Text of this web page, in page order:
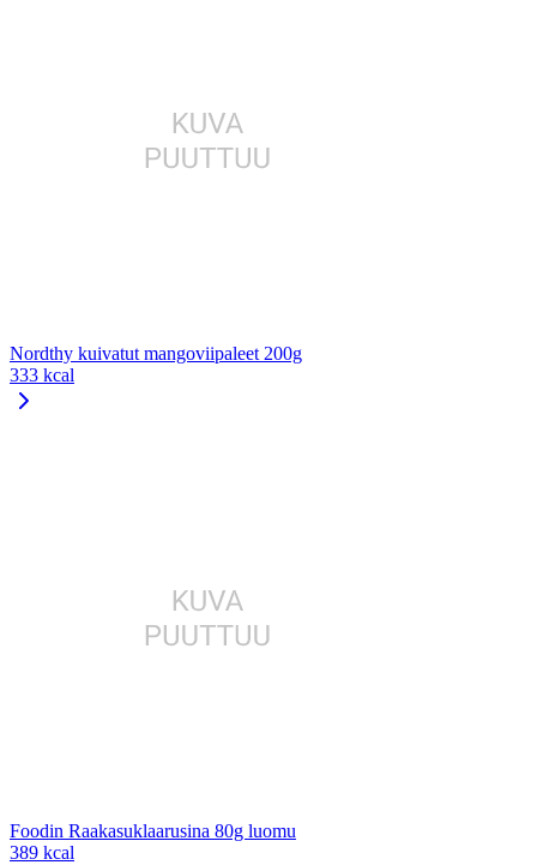
Nordthy kuivatut mangoviipaleet 200g
333 kcal
Foodin Raakasuklaarusina 80g luomu
389 kcal